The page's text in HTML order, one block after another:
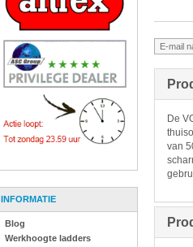
INFORMATIE
Blog
Werkhoogte ladders
De
van